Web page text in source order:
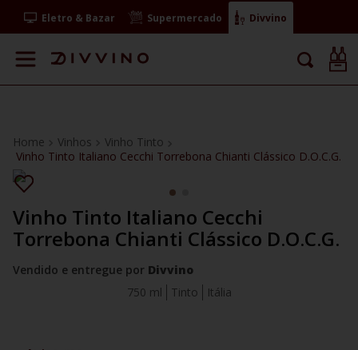
Eletro & Bazar Supermercado Divvino
Vinhos
Vinho Tinto
Vinho Tinto Italiano Cecchi Torrebona Chianti Clássico D.O.C.G.
Vinho Tinto Italiano Cecchi
Torrebona Chianti Clássico D.O.C.G.
Vendido e entregue por Divvino
Tinto
Itália
750 ml